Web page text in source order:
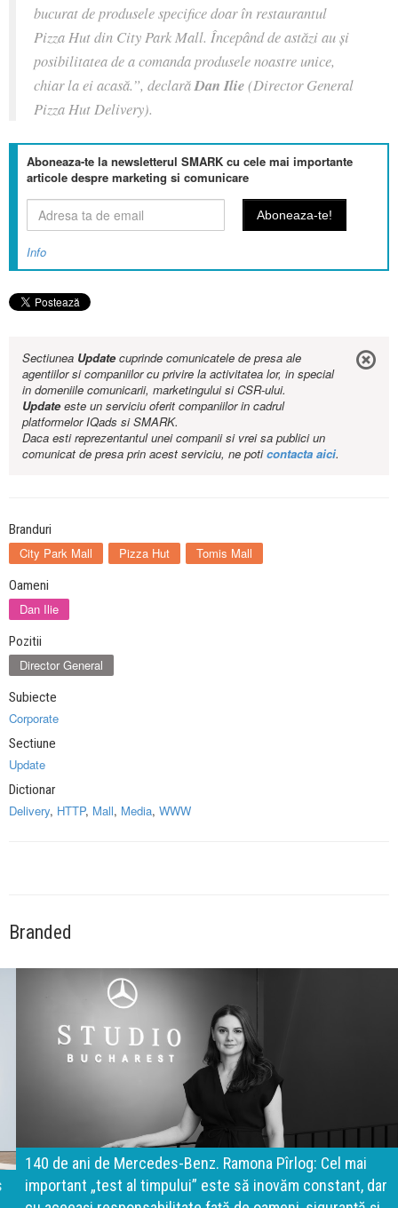
bucurat de produsele specifice doar în restaurantul
Pizza Hut din City Park Mall. Începând de astăzi au şi
posibilitatea de a comanda produsele noastre unice,
chiar la ei acasă.”, declarăDan Ilie(Director General
Pizza Hut Delivery).
Aboneaza-te la newsletterul SMARK cu cele mai importante
articole despre marketing si comunicare
Info
Sectiunea Updatecuprinde comunicatele de presa ale
agentiilor si companiilor cu privire la activitatea lor, in special
in domeniile comunicarii, marketingului si CSR-ului.
Updateeste un serviciu oferit companiilor in cadrul
platformelor IQads si SMARK.
Daca esti reprezentantul unei companii si vrei sa publici un
comunicat de presa prin acest serviciu, ne poticontacta aici.
Branduri
City Park Mall Pizza Hut Tomis Mall
Oameni
Dan Ilie
Pozitii
Director General
Subiecte
Corporate
Sectiune
Update
Dictionar
Delivery, HTTP, Mall, Media, WWW
Branded
140 de ani de Mercedes-Benz. Ramona Pîrlog: Cel mai
important „test al timpului” este să inovăm constant, dar